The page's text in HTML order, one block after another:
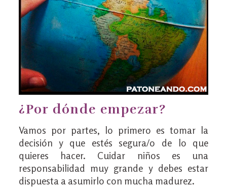
¿Por dónde empezar?
Vamos por partes, lo primero es tomar la
decisión y que estés segura/o de lo que
quieres hacer. Cuidar niños es una
responsabilidad muy grande y debes estar
dispuesta a asumirlo con mucha madurez.